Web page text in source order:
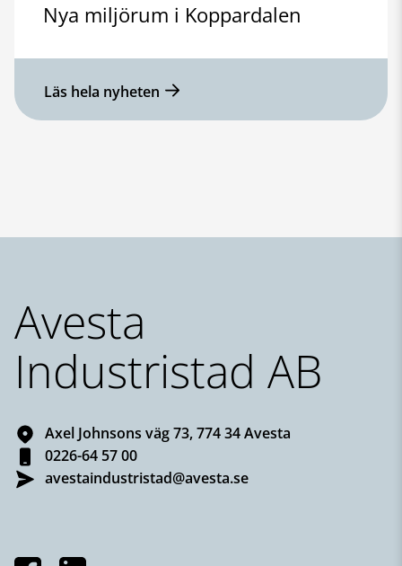
Nya miljörum i Koppardalen
Läs hela nyheten
Avesta
Industristad AB
Axel Johnsons väg 73, 774 34 Avesta
0226-64 57 00
avestaindustristad@avesta.se